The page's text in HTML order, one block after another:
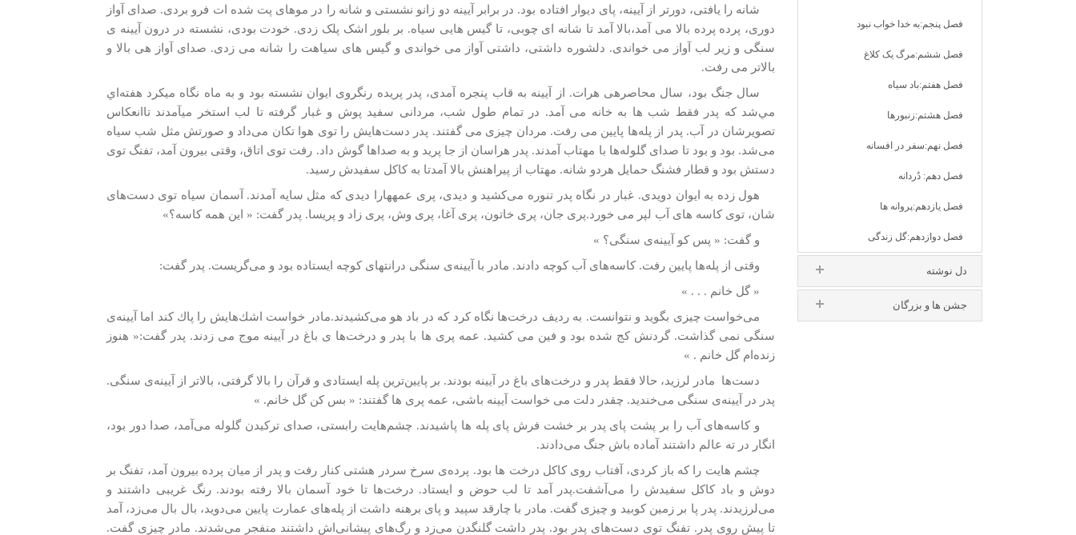
فصل پنجم:به خدا خواب نبود
فصل ششم:مرگ یک کلاغ
فصل هفتم:باد سیاه
فصل هشتم:زنبورها
فصل نهم:سفر در افسانه
فصل دهم: دُردانه
فصل یازدهم:پروانه ها
فصل دوازدهم:گل زندگی
دل نوشته
جشن ها و بزرگان
شانه را یافتی، دورتر از آیینه، پای دیوار افتاده بود. در برابر آیینه دو زانو نشستی و شانه را در موهای پت شده ­ات فرو بردی. صدای آواز
دوری، پرده پرده بالا می­ آمد،بالا آمد تا شانه­ ای چوبی، تا گیس­ هایی سیاه. بر بلور اشک پلک زدی. خودت بودی، نشسته در درون آیینه ­ی
سنگی و زیر لب آواز می­ خواندی. دلشوره داشتی، داشتی آواز می­ خواندی و گیس­ های سیاهت را شانه می­ زدی. صدای آواز هی بالا و
بالاتر می­ رفت.
سال جنگ بود، سال محاصره­ی هرات. از آیینه به قاب پنجره آمدی، پدر پریده رنگروی ایوان نشسته بود و به ماه نگاه می­کرد هفته‌اي
مي‌شد كه پدر فقط شب­ ها به خانه می آمد. در تمام طول شب، مردانی سفيد پوش و غبار گرفته تا لب استخر میآمدند تاانعكاس
تصويرشان در آب. پدر از پله‌ها پايين می رفت. مردان چيزی می گفتند. پدر دست‌هايش را توی هوا تكان می‌داد و صورتش مثل شب سياه
می‌شد. بود و بود تا صدای گلوله‌ها با مهتاب آمدند. پدر هراسان از جا پريد و به صداها گوش داد. رفت توی اتاق، وقتی بيرون آمد، تفنگ توی
دستش بود و قطار فشنگ حمایل هردو شانه‌. مهتاب از پيراهنش بالا آمدتا به كاكل سفيدش رسيد.
هول زده به ايوان دويدی. غبار در نگاه پدر تنوره می‌كشيد و ديدی، پری عمه­هارا ديدی كه مثل سايه آمدند. آسمان سیاه توی دست‌های
شان، توی کاسه­ های آب لپر می خورد.پری­ جان، پری­ خاتون، پری آغا، پری­ وش، پری­ زاد و پری­سا. پدر گفت: « اين همه كاسه؟»
و گفت: « پس كو آيينه‌ی سنگی؟ »
وقتی از پله‌ها پايين رفت. كاسه‌های آب كوچه دادند. مادر با آيينه‌ی سنگی درانتهای كوچه ايستاده بود و می‌گريست. پدر گفت:
« گل خانم . . . »
می‌خواست چيزی بگويد و نتوانست. به رديف درخت‌ها نگاه كرد كه در باد هو می‌كشيدند.مادر خواست اشك‌هايش را پاك كند اما آيينه‌ی
سنگی نمی گذاشت. گردنش كج شده بود و فين می كشيد. عمه پری­ ها با پدر و درخت‌ها ی باغ در آيينه موج می زدند. پدر گفت:« هنوز
زنده‌ام گل خانم . »
دست‌ها مادر لرزيد، حالا فقط پدر و درخت‌های باغ در آيينه بودند. بر پايين‌ترين پله ايستادی و قرآن را بالا گرفتی، بالاتر از آيينه‌ی سنگی.
پدر در آيينه‌ی سنگی می‌خنديد. چقدر دلت می خواست آيينه باشی، عمه پری­ ها گفتند: « بس كن گل خانم. »
و كاسه‌های آب را بر پشت پای پدر بر خشت فرش پای پله­ ها پاشيدند. چشم‌هايت رابستی، صدای تركيدن گلوله می‌آمد، صدا دور بود،
انگار در ته عالم داشتند آماده باش جنگ می‌دادند.
چشم­ هایت را که باز کردی، آفتاب روی کاکل درخت­ ها بود. پرده‌ی سرخ سردر هشتی کنار رفت و پدر از ميان پرده‌ بيرون آمد، تفنگ بر
دوش و باد كاكل سفيدش را می‌آشفت.پدر آمد تا لب حوض و ايستاد. درخت‌ها تا خود آسمان بالا رفته بودند. رنگ غريبی داشتند و
می‌لرزيدند. پدر پا بر زمين كوبيد و چيزی گفت. مادر با چارقد سپيد و پای برهنه داشت از پله‌های عمارت پايين می‌دويد، بال بال می‌زد، آمد
تا پيش روی پدر. تفنگ توی دست‌های پدر بود. پدر داشت گلنگدن می‌زد و رگ‌های پيشانی‌اش داشتند منفجر می‌شدند. مادر چيزی گفت.